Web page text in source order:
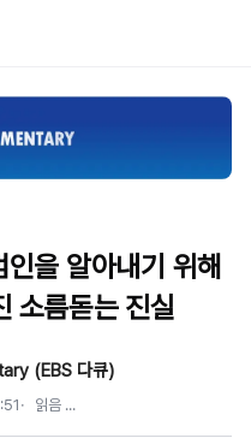
을 알아내기 위해
소름돋는 진실
(EBS 다큐)
읽음 ...